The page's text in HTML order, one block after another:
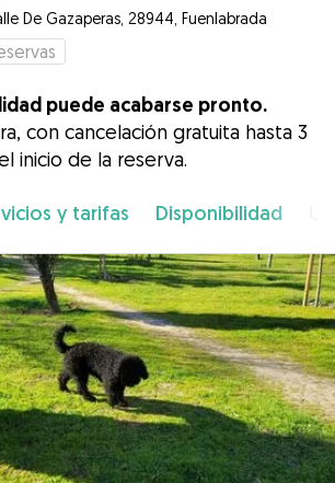
De Gazaperas, 28944, Fuenlabrada
puede acabarse pronto.
con cancelación gratuita hasta 3
inicio de la reserva.
y tarifas Disponibilidad